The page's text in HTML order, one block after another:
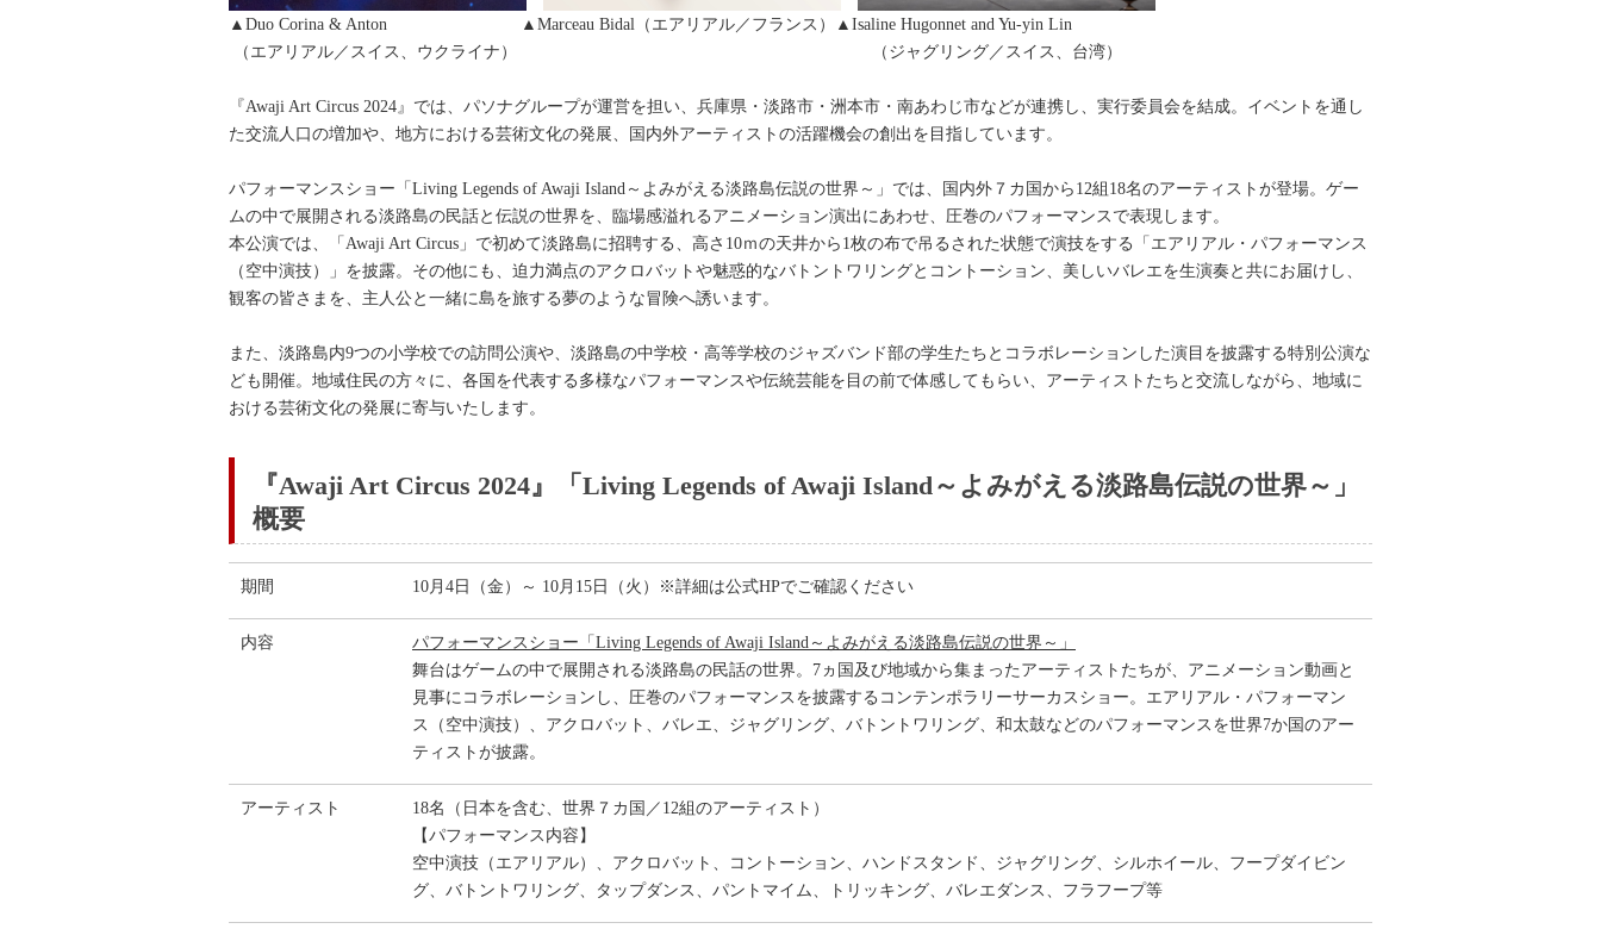
▲Duo Corina & Anton ▲Marceau Bidal（エアリアル／フランス）▲Isaline Hugonnet and Yu-yin Lin
（エアリアル／スイス、ウクライナ） （ジャグリング／スイス、台湾）
『Awaji Art Circus 2024』では、パソナグループが運営を担い、兵庫県・淡路市・洲本市・南あわじ市などが連携し、実行委員会を結成。イベントを通し
た交流人口の増加や、地方における芸術文化の発展、国内外アーティストの活躍機会の創出を目指しています。
パフォーマンスショー「Living Legends of Awaji Island～よみがえる淡路島伝説の世界～」では、国内外７カ国から12組18名のアーティストが登場。ゲー
ムの中で展開される淡路島の民話と伝説の世界を、臨場感溢れるアニメーション演出にあわせ、圧巻のパフォーマンスで表現します。
本公演では、「Awaji Art Circus」で初めて淡路島に招聘する、高さ10ｍの天井から1枚の布で吊るされた状態で演技をする「エアリアル・パフォーマンス
（空中演技）」を披露。その他にも、迫力満点のアクロバットや魅惑的なバトントワリングとコントーション、美しいバレエを生演奏と共にお届けし、
観客の皆さまを、主人公と一緒に島を旅する夢のような冒険へ誘います。
また、淡路島内9つの小学校での訪問公演や、淡路島の中学校・高等学校のジャズバンド部の学生たちとコラボレーションした演目を披露する特別公演な
ども開催。地域住民の方々に、各国を代表する多様なパフォーマンスや伝統芸能を目の前で体感してもらい、アーティストたちと交流しながら、地域に
おける芸術文化の発展に寄与いたします。
『Awaji Art Circus 2024』「Living Legends of Awaji Island～よみがえる淡路島伝説の世界～」
概要
期間 10月4日（金）～ 10月15日（火）※詳細は公式HPでご確認ください
内容
パフォーマンスショー「Living Legends of Awaji Island～よみがえる淡路島伝説の世界～」
舞台はゲームの中で展開される淡路島の民話の世界。7ヵ国及び地域から集まったアーティストたちが、アニメーション動画と
見事にコラボレーションし、圧巻のパフォーマンスを披露するコンテンポラリーサーカスショー。エアリアル・パフォーマン
ス（空中演技）、アクロバット、バレエ、ジャグリング、バトントワリング、和太鼓などのパフォーマンスを世界7か国のアー
ティストが披露。
アーティスト
18名（日本を含む、世界７カ国／12組のアーティスト）
【パフォーマンス内容】
空中演技（エアリアル）、アクロバット、コントーション、ハンドスタンド、ジャグリング、シルホイール、フープダイビン
グ、バトントワリング、タップダンス、パントマイム、トリッキング、バレエダンス、フラフープ等